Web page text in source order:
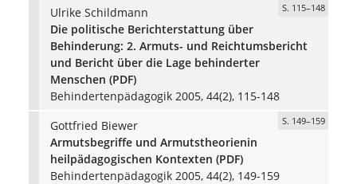
Ulrike Schildmann S. 115–148
Die politische Berichterstattung über
Behinderung: 2. Armuts- und Reichtumsbericht
und Bericht über die Lage behinderter
Menschen (PDF)
Behindertenpädagogik 2005, 44(2), 115-148
Gottfried Biewer
S. 149–159
Armutsbegriffe und Armutstheorienin
heilpädagogischen Kontexten (PDF)
Behindertenpädagogik 2005, 44(2), 149-159